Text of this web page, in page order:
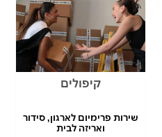
קיפולים
שירות פרימיום לארגון, סידור
ואריזה לבית